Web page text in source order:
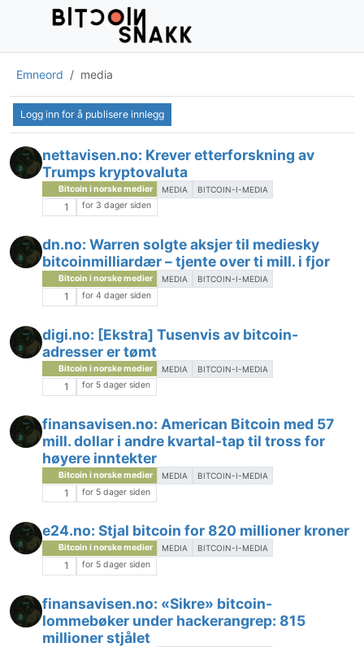
Emneord media
Logg inn for å publisere innlegg
nettavisen.no: Krever etterforskning av
Trumps kryptovaluta
Bitcoin i norske medier MEDIA BITCOIN-I-MEDIA
1 for 3 dager siden
dn.no: Warren solgte aksjer til mediesky
bitcoinmilliardær – tjente over ti mill. i fjor
Bitcoin i norske medier MEDIA BITCOIN-I-MEDIA
1 for 4 dager siden
digi.no: [Ekstra] Tusenvis av bitcoin-
adresser er tømt
Bitcoin i norske medier MEDIA BITCOIN-I-MEDIA
1 for 5 dager siden
finansavisen.no: American Bitcoin med 57
mill. dollar i andre kvartal-tap til tross for
høyere inntekter
Bitcoin i norske medier MEDIA BITCOIN-I-MEDIA
1 for 5 dager siden
e24.no: Stjal bitcoin for 820 millioner kroner
Bitcoin i norske medier MEDIA BITCOIN-I-MEDIA
1 for 5 dager siden
finansavisen.no: «Sikre» bitcoin-
lommebøker under hackerangrep: 815
millioner stjålet